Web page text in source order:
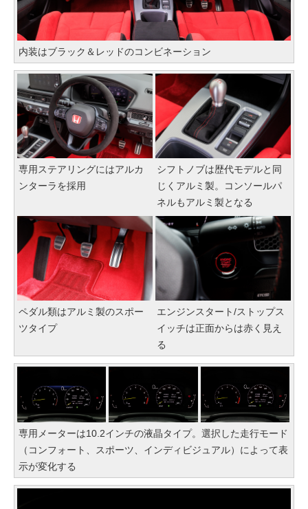
内装はブラック＆レッドのコンビネーション
専用ステアリングにはアルカ
ンターラを採用
シフトノブは歴代モデルと同
じくアルミ製。コンソールパ
ネルもアルミ製となる
ペダル類はアルミ製のスポー
ツタイプ
エンジンスタート/ストップス
イッチは正面からは赤く見え
る
専用メーターは10.2インチの液晶タイプ。選択した走行モード
（コンフォート、スポーツ、インディビジュアル）によって表
示が変化する